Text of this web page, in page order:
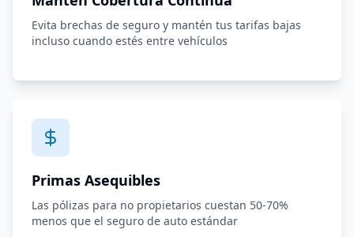
Evita brechas de seguro y mantén tus tarifas bajas
incluso cuando estés entre vehículos
Primas Asequibles
Las pólizas para no propietarios cuestan 50-70%
menos que el seguro de auto estándar